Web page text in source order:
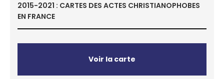
2015-2021 : CARTES DES ACTES CHRISTIANOPHOBES
EN FRANCE
Voir la carte